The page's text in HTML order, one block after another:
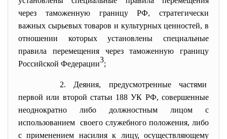
через таможенную границу РФ, стратегически
важных сырьевых товаров и культурных ценностей, в
отношении которых установлены специальные
правила перемещения через таможенную границу
Российской Федерации3;
2. Деяния, предусмотренные частями
первой или второй статьи 188 УК РФ, совершенные
неоднократно либо должностным лицом с
использованием своего служебного положения, либо
с применением насилия к лицу, осуществляющему